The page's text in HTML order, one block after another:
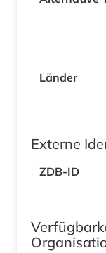
Länder
Externe
ZDB-ID